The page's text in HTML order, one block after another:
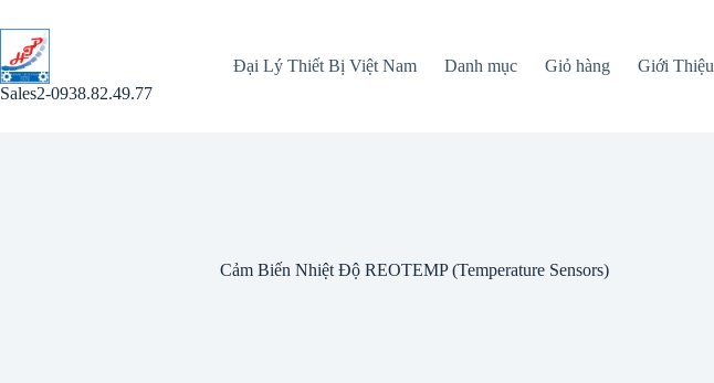
đến
phần
nội
dung
Sales2-0938.82.49.77
Đại Lý Thiết Bị Việt Nam Danh mục Giỏ hàng Giới Thiệu
Cảm Biến Nhiệt Độ REOTEMP (Temperature Sensors)